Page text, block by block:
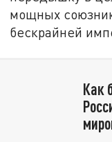
мощных
бескрайней
Как